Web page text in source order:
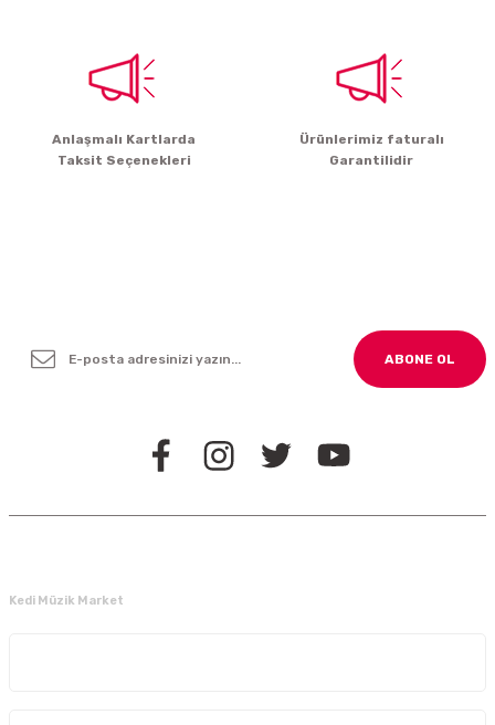
Anlaşmalı Kartlarda
Taksit Seçenekleri
Ürünlerimiz faturalı
Garantilidir
ABONE OL
Kedi Müzik Market